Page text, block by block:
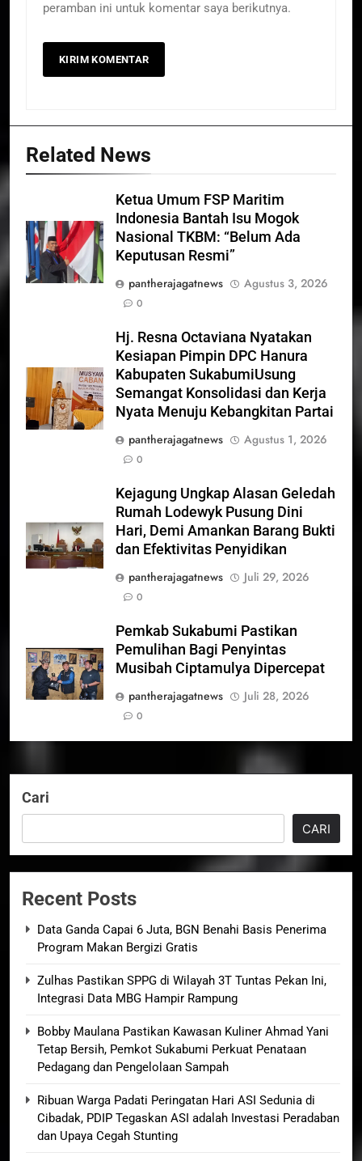
peramban ini untuk komentar saya berikutnya.
Related News
Ketua Umum FSP Maritim
Indonesia Bantah Isu Mogok
Nasional TKBM: “Belum Ada
Keputusan Resmi”
pantherajagatnews
Agustus 3, 2026
0
Hj. Resna Octaviana Nyatakan
Kesiapan Pimpin DPC Hanura
Kabupaten SukabumiUsung
Semangat Konsolidasi dan Kerja
Nyata Menuju Kebangkitan Partai
pantherajagatnews
Agustus 1, 2026
0
Kejagung Ungkap Alasan Geledah
Rumah Lodewyk Pusung Dini
Hari, Demi Amankan Barang Bukti
dan Efektivitas Penyidikan
pantherajagatnews
Juli 29, 2026
0
Pemkab Sukabumi Pastikan
Pemulihan Bagi Penyintas
Musibah Ciptamulya Dipercepat
pantherajagatnews
Juli 28, 2026
0
Cari
CARI
Recent Posts
Data Ganda Capai 6 Juta, BGN Benahi Basis Penerima
Program Makan Bergizi Gratis
Zulhas Pastikan SPPG di Wilayah 3T Tuntas Pekan Ini,
Integrasi Data MBG Hampir Rampung
Bobby Maulana Pastikan Kawasan Kuliner Ahmad Yani
Tetap Bersih, Pemkot Sukabumi Perkuat Penataan
Pedagang dan Pengelolaan Sampah
Ribuan Warga Padati Peringatan Hari ASI Sedunia di
Cibadak, PDIP Tegaskan ASI adalah Investasi Peradaban
dan Upaya Cegah Stunting